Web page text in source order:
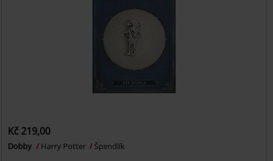
Kč 219,00
Dobby Harry Potter Špendlík